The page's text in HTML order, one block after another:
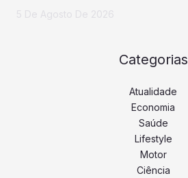
Categorias
Atualidade
Economia
Saúde
Lifestyle
Motor
Ciência